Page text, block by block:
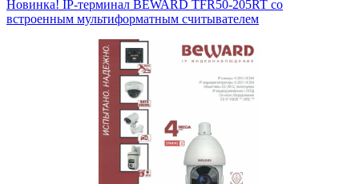
Новинка! IP-терминал BEWARD TFR50-205RT со
встроенным мультиформатным считывателем